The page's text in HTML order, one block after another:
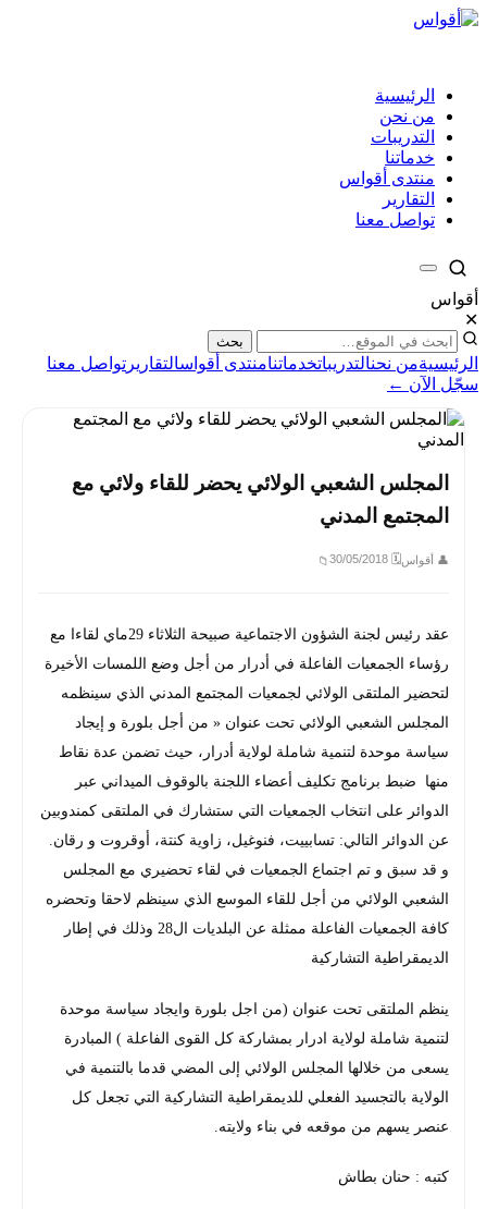
الرئيسية
من نحن
التدريبات
خدماتنا
منتدى أقواس
التقارير
تواصل معنا
أقواس
✕
بحث
الرئيسيةمن نحنالتدريباتخدماتنامنتدى أقواسالتقارير تواصل معنا
سجّل الآن ←
المجلس الشعبي الولائي يحضر للقاء ولائي مع
المجتمع المدني
👤 أقواس🗓 30/05/2018
📁
عقد رئيس لجنة الشؤون الاجتماعية صبيحة الثلاثاء 29ماي لقاءا مع
رؤساء الجمعيات الفاعلة في أدرار من أجل وضع اللمسات الأخيرة
لتحضير الملتقى الولائي لجمعيات المجتمع المدني الذي سينظمه
المجلس الشعبي الولائي تحت عنوان « من أجل بلورة و إيجاد
سياسة موحدة لتنمية شاملة لولاية أدرار، حيث تضمن عدة نقاط
منها ضبط برنامج تكليف أعضاء اللجنة بالوقوف الميداني عبر
الدوائر على انتخاب الجمعيات التي ستشارك في الملتقى كمندوبين
عن الدوائر التالي: تسابييت، فنوغيل، زاوية كنتة، أوقروت و رقان.
و قد سبق و تم اجتماع الجمعيات في لقاء تحضيري مع المجلس
الشعبي الولائي من أجل للقاء الموسع الذي سينظم لاحقا وتحضره
كافة الجمعيات الفاعلة ممثلة عن البلديات ال28 وذلك في إطار
الديمقراطية التشاركية
ينظم الملتقى تحت عنوان (من اجل بلورة وايجاد سياسة موحدة
لتنمية شاملة لولاية ادرار بمشاركة كل القوى الفاعلة ) المبادرة
يسعى من خلالها المجلس الولائي إلى المضي قدما بالتنمية في
الولاية بالتجسيد الفعلي للديمقراطية التشاركية التي تجعل كل
عنصر يسهم من موقعه في بناء ولايته.
كتبه : حنان بطاش